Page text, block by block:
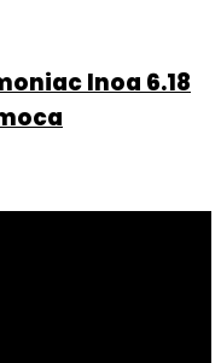
Inoa 6.18